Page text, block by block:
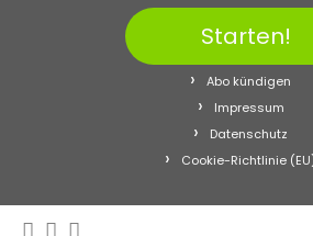
Starten!
Abo kündigen
Impressum
Datenschutz
Cookie-Richtlinie